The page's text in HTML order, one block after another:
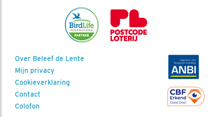
Over Beleef de Lente
Mijn privacy
Cookieverklaring
Contact
Colofon